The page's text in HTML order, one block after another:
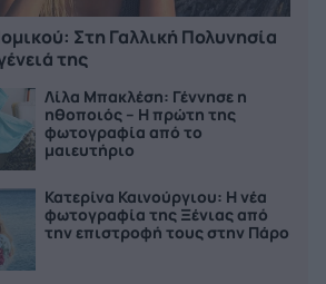
Στη Γαλλική Πολυνησία
της
Λίλα Μπακλέση: Γέννησε η
ηθοποιός – Η πρώτη της
φωτογραφία από το
μαιευτήριο
Κατερίνα Καινούργιου: Η νέα
φωτογραφία της Ξένιας από
την επιστροφή τους στην Πάρο